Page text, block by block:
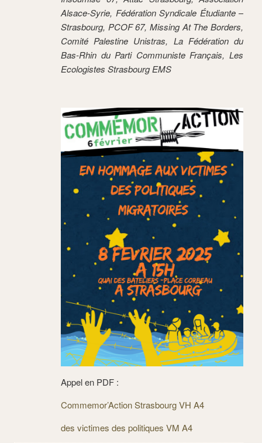
Alsace-Syrie, Fédération Syndicale Étudiante –
Strasbourg, PCOF 67, Missing At The Borders,
Comité Palestine Unistras, La Fédération du
Bas-Rhin du Parti Communiste Français, Les
Ecologistes Strasbourg EMS
Appel en PDF :
Commemor’Action Strasbourg VH A4
des victimes des politiques VM A4